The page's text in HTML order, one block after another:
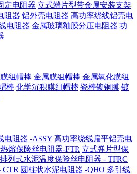
定电阻器 立式端片型带金属安装支架
阻器 铝外壳电阻器 高功率绕线铝壳电
电阻器 金属玻璃釉膜分压电阻器 功
组帽棒 金属膜组帽棒 金属氧化膜组
棒 化学沉积膜组帽棒 瓷棒镀铜膜 镀
电阻器 -ASSY 高功率绕线扁平铝壳电
熔保险丝电阻器-FTR 立式弹片型保
排列式水泥温度保险丝电阻器 - TFRC
CTR 圆柱状水泥电阻器 -QHO 多引线